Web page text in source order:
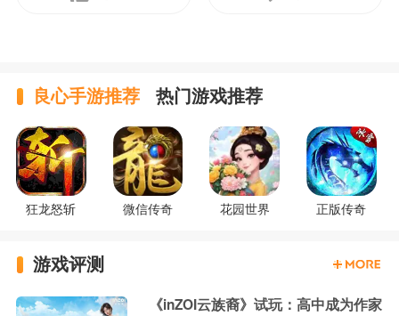
良心手游推荐 热门游戏推荐
狂龙怒斩 微信传奇 花园世界 正版传奇
游戏评测
《inZOI云族裔》试玩：高中成为作家